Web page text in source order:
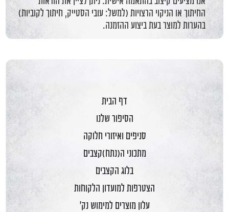
החיתוך או הניקוי הרצויות (למשל: עובי הסטייק, חיתוך לקוביות)
בהערות למוצר בעת ביצוע ההזמנה.
דף הבית
הסיפור שלנו
סניפים ואיזורי חלוקה
מתכוני ה(נתח)קצבים
בלוג הקצבים
הצטרפות למועדון הלקוחות
עלון מוצרים למימוש נק'